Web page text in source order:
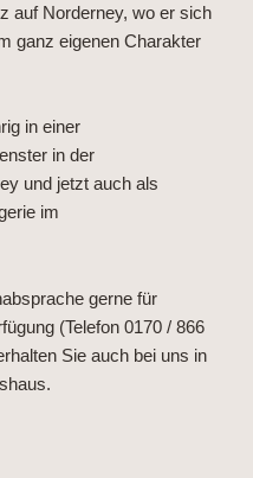
auf Norderney, wo er sich
ganz eigenen Charakter
in einer
in der
und jetzt auch als
im
gerne für
(Telefon 0170 / 866
Sie auch bei uns in